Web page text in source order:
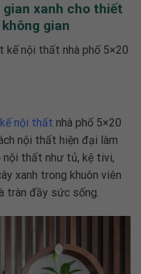
xanh cho thiết
gian
kế nội thất nhà phố 5×20
nội thất nhà phố 5×20
nội thất hiện đại làm
nội thất như tủ, kệ tivi,
xanh trong khuôn viên
tràn đầy sức sống.